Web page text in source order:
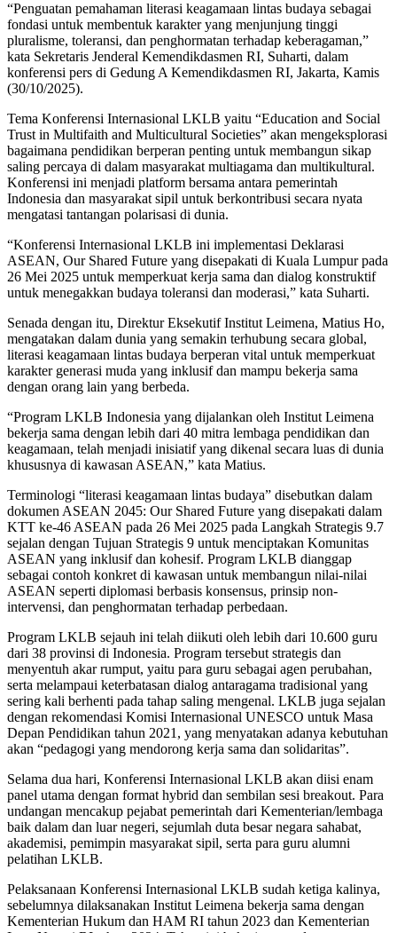
“Penguatan pemahaman literasi keagamaan lintas budaya sebagai
fondasi untuk membentuk karakter yang menjunjung tinggi
pluralisme, toleransi, dan penghormatan terhadap keberagaman,”
kata Sekretaris Jenderal Kemendikdasmen RI, Suharti, dalam
konferensi pers di Gedung A Kemendikdasmen RI, Jakarta, Kamis
(30/10/2025).
Tema Konferensi Internasional LKLB yaitu “Education and Social
Trust in Multifaith and Multicultural Societies” akan mengeksplorasi
bagaimana pendidikan berperan penting untuk membangun sikap
saling percaya di dalam masyarakat multiagama dan multikultural.
Konferensi ini menjadi platform bersama antara pemerintah
Indonesia dan masyarakat sipil untuk berkontribusi secara nyata
mengatasi tantangan polarisasi di dunia.
“Konferensi Internasional LKLB ini implementasi Deklarasi
ASEAN, Our Shared Future yang disepakati di Kuala Lumpur pada
26 Mei 2025 untuk memperkuat kerja sama dan dialog konstruktif
untuk menegakkan budaya toleransi dan moderasi,” kata Suharti.
Senada dengan itu, Direktur Eksekutif Institut Leimena, Matius Ho,
mengatakan dalam dunia yang semakin terhubung secara global,
literasi keagamaan lintas budaya berperan vital untuk memperkuat
karakter generasi muda yang inklusif dan mampu bekerja sama
dengan orang lain yang berbeda.
“Program LKLB Indonesia yang dijalankan oleh Institut Leimena
bekerja sama dengan lebih dari 40 mitra lembaga pendidikan dan
keagamaan, telah menjadi inisiatif yang dikenal secara luas di dunia
khususnya di kawasan ASEAN,” kata Matius.
Terminologi “literasi keagamaan lintas budaya” disebutkan dalam
dokumen ASEAN 2045: Our Shared Future yang disepakati dalam
KTT ke-46 ASEAN pada 26 Mei 2025 pada Langkah Strategis 9.7
sejalan dengan Tujuan Strategis 9 untuk menciptakan Komunitas
ASEAN yang inklusif dan kohesif. Program LKLB dianggap
sebagai contoh konkret di kawasan untuk membangun nilai-nilai
ASEAN seperti diplomasi berbasis konsensus, prinsip non-
intervensi, dan penghormatan terhadap perbedaan.
Program LKLB sejauh ini telah diikuti oleh lebih dari 10.600 guru
dari 38 provinsi di Indonesia. Program tersebut strategis dan
menyentuh akar rumput, yaitu para guru sebagai agen perubahan,
serta melampaui keterbatasan dialog antaragama tradisional yang
sering kali berhenti pada tahap saling mengenal. LKLB juga sejalan
dengan rekomendasi Komisi Internasional UNESCO untuk Masa
Depan Pendidikan tahun 2021, yang menyatakan adanya kebutuhan
akan “pedagogi yang mendorong kerja sama dan solidaritas”.
Selama dua hari, Konferensi Internasional LKLB akan diisi enam
panel utama dengan format hybrid dan sembilan sesi breakout. Para
undangan mencakup pejabat pemerintah dari Kementerian/lembaga
baik dalam dan luar negeri, sejumlah duta besar negara sahabat,
akademisi, pemimpin masyarakat sipil, serta para guru alumni
pelatihan LKLB.
Pelaksanaan Konferensi Internasional LKLB sudah ketiga kalinya,
sebelumnya dilaksanakan Institut Leimena bekerja sama dengan
Kementerian Hukum dan HAM RI tahun 2023 dan Kementerian